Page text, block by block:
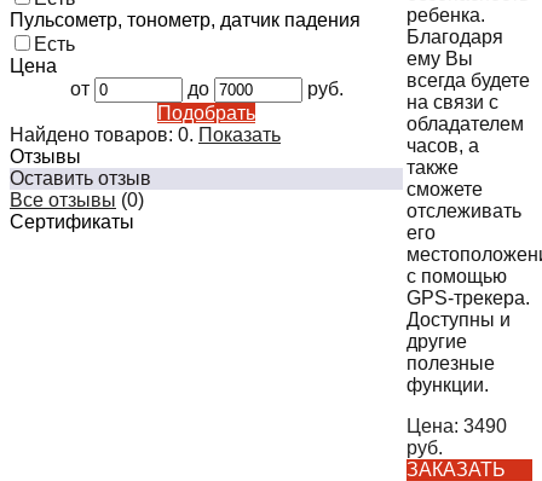
Пульсометр, тонометр, датчик падения
Есть
Цена
от
до
руб.
Подобрать
Найдено товаров: 0. Показать
Отзывы
Оставить отзыв
Все отзывы (0)
Сертификаты
ребенка.
Благодаря
ему Вы
всегда будете
на связи с
обладателем
часов, а
также
сможете
отслеживать
его
с помощью
GPS-трекера.
Доступны и
другие
полезные
функции.
Цена: 3490
руб.
ЗАКАЗАТЬ